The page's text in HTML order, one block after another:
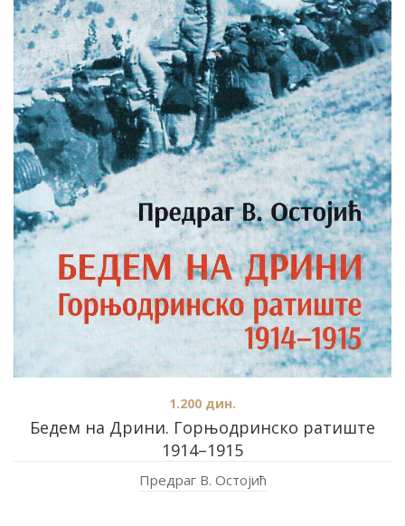
Бедем на Дрини. Горњодринско ратиште
1914–1915
1.200 дин.
Предраг В. Остојић